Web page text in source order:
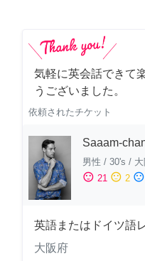
気軽に英会話できて
うございました。
依頼されたチケット
Saaam-
男性 / 30's /
sentiment_satisfied 21 sentiment_neutral 2 sentiment_dissatisfied
英語またはドイツ語
大阪府